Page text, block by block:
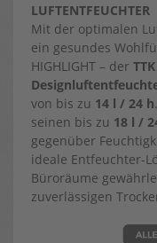
LUFTENTFEUCHTER
Mit der optimalen
ein gesundes
HIGHLIGHT – der
von bis zu 14 l / 24 h
seinen bis zu 18 l /
gegenüber
ideale Entfeuchter-
Büroräume
zuverlässigen